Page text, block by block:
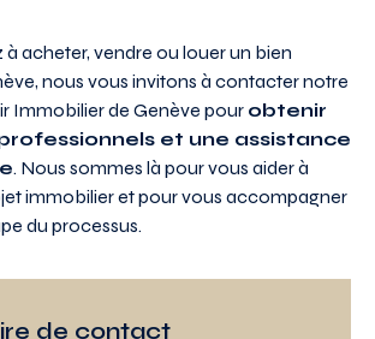
à acheter, vendre ou louer un bien
nous vous invitons à contacter notre
Immobilier de Genève pour obtenir
et une assistance
. Nous sommes là pour vous aider à
immobilier et pour vous accompagner
du processus.
de contact